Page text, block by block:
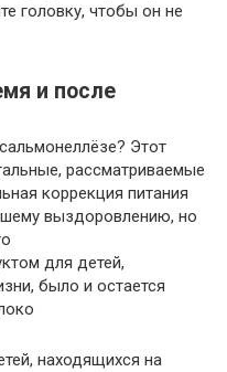
головку, чтобы он не
и после
Этот
рассматриваемые
коррекция питания
выздоровлению, но
для детей,
было и остается
находящихся на